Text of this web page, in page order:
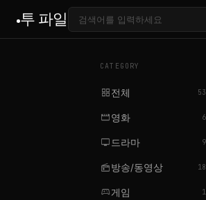
투 파일
CATEGORY
grid_view전체
movie영화
tv 드라마
radio방송/동영상
sports_esports게임